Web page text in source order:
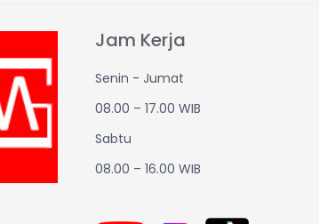
Jam Kerja
Senin - Jumat
08.00 – 17.00 WIB
Sabtu
08.00 – 16.00 WIB